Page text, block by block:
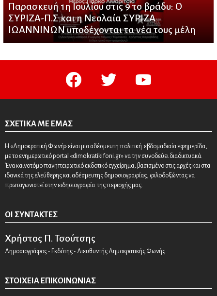
Παρασκευή 1η Ιουλίου στις 9 το βράδυ: Ο
ΣΥΡΙΖΑ-Π.Σ και η Νεολαία ΣΥΡΙΖΑ
ΙΩΑΝΝΙΝΩΝ υποδέχονται τα νέα τους μέλη
facebook twitter
ΣΧΕΤΙΚΆ ΜΕ ΕΜΆΣ
Η «Δημοκρατική Φωνή» είναι μια αδέσμευτη πολιτική εβδομαδιαία εφημερίδα,
με το ενημερωτικό portal «dimokratikifoni.gr» να την συνοδεύει διαδικτυακά.
Ένα καινοτόμο πανηπειρωτικό εκδοτικό εγχείρημα, βασισμένο στις αρχές και στα
ιδανικά της ελεύθερης και αδέσμευτης δημοσιογραφίας, φιλοδοξώντας να
πρωταγωνιστεί στην ειδησιογραφία της περιοχής μας.
ΟΙ ΣΥΝΤΆΚΤΕΣ
Χρήστος Π. Τσούτσης
Δημοσιογράφος - Εκδότης - Διευθυντής Δημοκρατικής Φωνής
ΣΤΟΙΧΕΊΑ ΕΠΙΚΟΙΝΩΝΊΑΣ